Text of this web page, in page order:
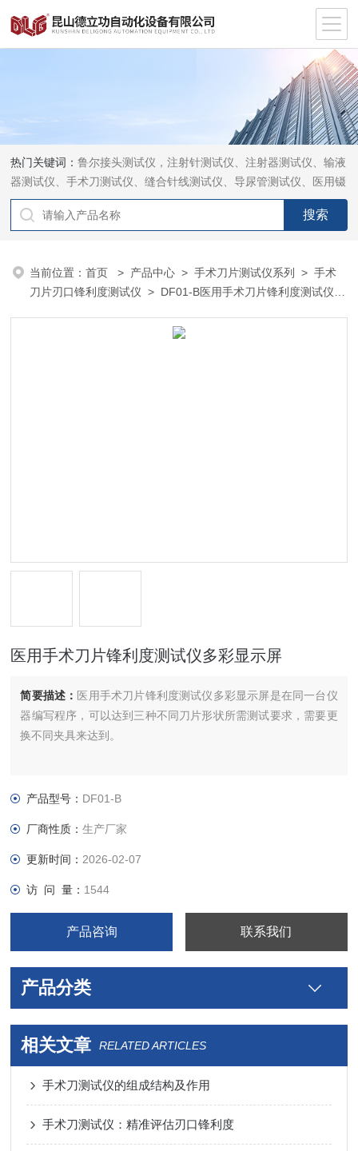
热门关键词：鲁尔接头测试仪，注射针测试仪、注射器测试仪、输液
器测试仪、手术刀测试仪、缝合针线测试仪、导尿管测试仪、医用镊
钳测试仪、导引管导丝测试仪、针灸针测试仪、留置针测试仪
当前位置：首页 > 产品中心 >手术刀片测试仪系列 >手术
刀片刃口锋利度测试仪 > DF01-B医用手术刀片锋利度测试仪多
医用手术刀片锋利度测试仪多彩显示屏
简要描述： 医用手术刀片锋利度测试仪多彩显示屏是在同一台仪
器编写程序，可以达到三种不同刀片形状所需测试要求，需要更
换不同夹具来达到。
产品型号： DF01-B
厂商性质：生产厂家
更新时间： 2026-02-07
访 问 量： 1544
产品咨询 联系我们
产品分类
相关文章 RELATED ARTICLES
手术刀测试仪的组成结构及作用
手术刀测试仪：精准评估刃口锋利度